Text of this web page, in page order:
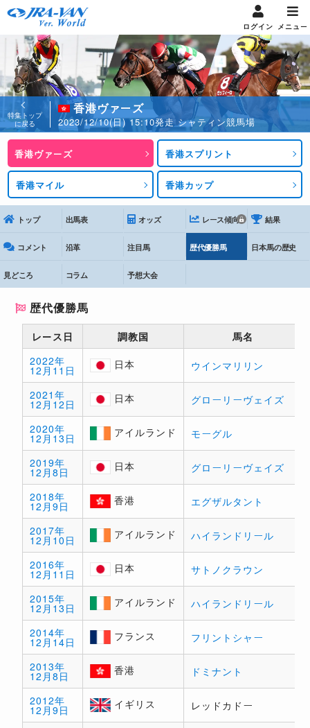
ログイン メニュー
特集トップ
に戻る
香港ヴァーズ
2023/12/10(日) 15:10発走 シャティン競馬場
香港ヴァーズ 香港スプリント
香港マイル 香港カップ
トップ 出馬表 オッズ レース傾向 結果
コメント 沿革 注目馬 歴代優勝馬 日本馬の歴史
見どころ コラム 予想大会
歴代優勝馬
レース日 調教国 馬名
2022年
12月11日 日本 ウインマリリン
2021年
12月12日 日本 グローリーヴェイズ
2020年
12月13日
ルラ
ンド
アイルランド モーグル
2019年
12月8日 日本 グローリーヴェイズ
2018年
12月9日 香港 エグザルタント
2017年
12月10日
ルラ
ンド
アイルランド ハイランドリール
2016年
12月11日 日本 サトノクラウン
2015年
12月13日
ルラ
ンド
アイルランド ハイランドリール
2014年
12月14日
ンス
フランス フリントシャー
2013年
12月8日 香港 ドミナント
2012年
12月9日 イギリス レッドカドー